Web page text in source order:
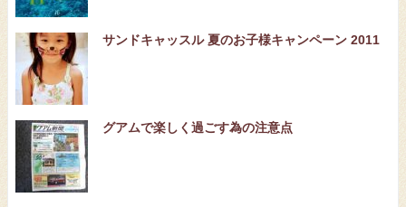
サンドキャッスル 夏のお子様キャンペーン 2011
グアムで楽しく過ごす為の注意点